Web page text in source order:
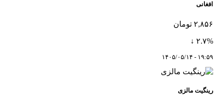
افغانی
۲,۸۵۶ تومان
۲.۷% ↓
۱۹:۵۹ - ۱۴۰۵/۰۵/۱۴
رینگیت مالزی